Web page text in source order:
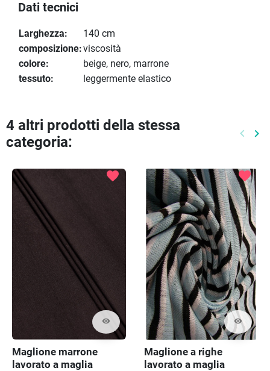
Dati tecnici
Larghezza:
140 cm
composizione:viscosità
colore:
beige, nero, marrone
tessuto:
leggermente elastico
4 altri prodotti della stessa
categoria:
keyboard_arrow_left keyboard_arrow_right
visibility
favorite
Maglione marrone
lavorato a maglia
visibility
favorite
Maglione a righe
lavorato a maglia